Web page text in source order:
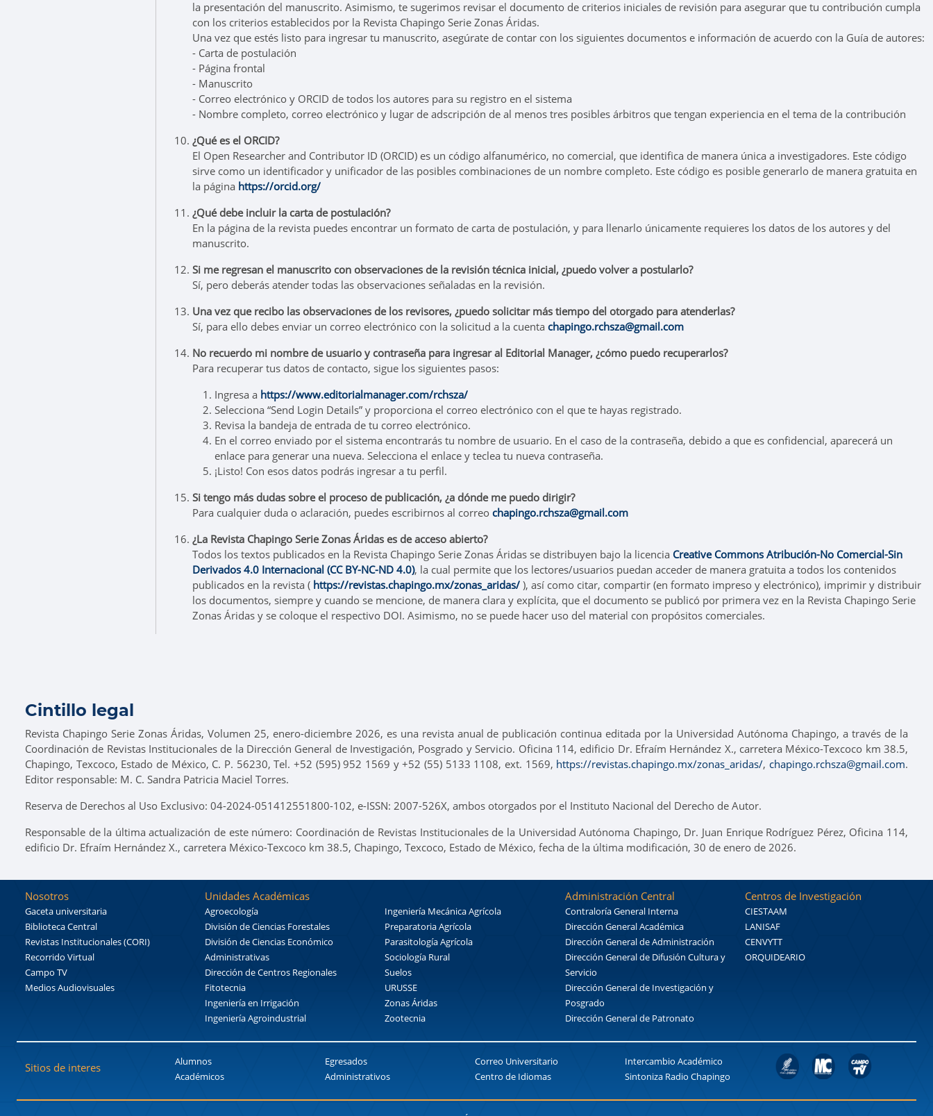
la presentación del manuscrito. Asimismo, te sugerimos revisar el documento de criterios iniciales de revisión para asegurar que tu contribución cumpla
con los criterios establecidos por la Revista Chapingo Serie Zonas Áridas.
Una vez que estés listo para ingresar tu manuscrito, asegúrate de contar con los siguientes documentos e información de acuerdo con la Guía de autores:
- Carta de postulación
- Página frontal
- Manuscrito
- Correo electrónico y ORCID de todos los autores para su registro en el sistema
- Nombre completo, correo electrónico y lugar de adscripción de al menos tres posibles árbitros que tengan experiencia en el tema de la contribución
¿Qué es el ORCID?
El Open Researcher and Contributor ID (ORCID) es un código alfanumérico, no comercial, que identifica de manera única a investigadores. Este código
sirve como un identificador y unificador de las posibles combinaciones de un nombre completo. Este código es posible generarlo de manera gratuita en
la página https://orcid.org/
¿Qué debe incluir la carta de postulación?
En la página de la revista puedes encontrar un formato de carta de postulación, y para llenarlo únicamente requieres los datos de los autores y del
manuscrito.
Si me regresan el manuscrito con observaciones de la revisión técnica inicial, ¿puedo volver a postularlo?
Sí, pero deberás atender todas las observaciones señaladas en la revisión.
Una vez que recibo las observaciones de los revisores, ¿puedo solicitar más tiempo del otorgado para atenderlas?
Sí, para ello debes enviar un correo electrónico con la solicitud a la cuenta chapingo.rchsza@gmail.com
No recuerdo mi nombre de usuario y contraseña para ingresar al Editorial Manager, ¿cómo puedo recuperarlos?
Para recuperar tus datos de contacto, sigue los siguientes pasos:
Ingresa a https://www.editorialmanager.com/rchsza/
Selecciona “Send Login Details” y proporciona el correo electrónico con el que te hayas registrado.
Revisa la bandeja de entrada de tu correo electrónico.
En el correo enviado por el sistema encontrarás tu nombre de usuario. En el caso de la contraseña, debido a que es confidencial, aparecerá un
enlace para generar una nueva. Selecciona el enlace y teclea tu nueva contraseña.
¡Listo! Con esos datos podrás ingresar a tu perfil.
Si tengo más dudas sobre el proceso de publicación, ¿a dónde me puedo dirigir?
Para cualquier duda o aclaración, puedes escribirnos al correo chapingo.rchsza@gmail.com
¿La Revista Chapingo Serie Zonas Áridas es de acceso abierto?
Todos los textos publicados en la Revista Chapingo Serie Zonas Áridas se distribuyen bajo la licencia Creative Commons Atribución-No Comercial-Sin
Derivados 4.0 Internacional (CC BY-NC-ND 4.0), la cual permite que los lectores/usuarios puedan acceder de manera gratuita a todos los contenidos
publicados en la revista ( https://revistas.chapingo.mx/zonas_aridas/ ), así como citar, compartir (en formato impreso y electrónico), imprimir y distribuir
los documentos, siempre y cuando se mencione, de manera clara y explícita, que el documento se publicó por primera vez en la Revista Chapingo Serie
Zonas Áridas y se coloque el respectivo DOI. Asimismo, no se puede hacer uso del material con propósitos comerciales.
Cintillo legal
Revista Chapingo Serie Zonas Áridas, Volumen 25, enero-diciembre 2026, es una revista anual de publicación continua editada por la Universidad Autónoma Chapingo, a través de la
Coordinación de Revistas Institucionales de la Dirección General de Investigación, Posgrado y Servicio. Oficina 114, edificio Dr. Efraím Hernández X., carretera México-Texcoco km 38.5,
Chapingo, Texcoco, Estado de México, C. P. 56230, Tel. +52 (595) 952 1569 y +52 (55) 5133 1108, ext. 1569, https://revistas.chapingo.mx/zonas_aridas/, chapingo.rchsza@gmail.com.
Editor responsable: M. C. Sandra Patricia Maciel Torres.
Reserva de Derechos al Uso Exclusivo: 04-2024-051412551800-102, e-ISSN: 2007-526X, ambos otorgados por el Instituto Nacional del Derecho de Autor.
Responsable de la última actualización de este número: Coordinación de Revistas Institucionales de la Universidad Autónoma Chapingo, Dr. Juan Enrique Rodríguez Pérez, Oficina 114,
edificio Dr. Efraím Hernández X., carretera México-Texcoco km 38.5, Chapingo, Texcoco, Estado de México, fecha de la última modificación, 30 de enero de 2026.
Nosotros
Gaceta universitaria
Biblioteca Central
Revistas Institucionales (CORI)
Recorrido Virtual
Campo TV
Medios Audiovisuales
Unidades Académicas
Agroecología
División de Ciencias Forestales
División de Ciencias Económico
Administrativas
Dirección de Centros Regionales
Fitotecnia
Ingeniería en Irrigación
Ingeniería Agroindustrial
Ingeniería Mecánica Agrícola
Preparatoria Agrícola
Parasitología Agrícola
Sociología Rural
Suelos
URUSSE
Zonas Áridas
Zootecnia
Administración Central
Contraloría General Interna
Dirección General Académica
Dirección General de Administración
Dirección General de Difusión Cultura y
Servicio
Dirección General de Investigación y
Posgrado
Dirección General de Patronato
Centros de Investigación
CIESTAAM
LANISAF
CENVYTT
ORQUIDEARIO
Sitios de interes
Alumnos
Académicos
Egresados
Administrativos
Correo Universitario
Centro de Idiomas
Intercambio Académico
Sintoniza Radio Chapingo